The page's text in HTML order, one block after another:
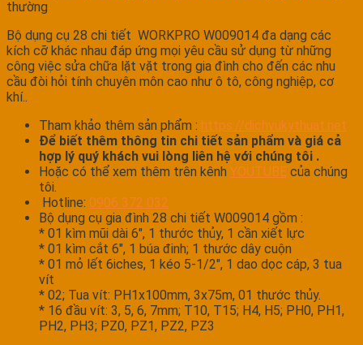
thường
Bộ dụng cụ 28 chi tiết WORKPRO W009014 đa dạng các
kích cỡ khác nhau đáp ứng mọi yêu cầu sử dụng từ những
công việc sửa chữa lặt vặt trong gia đình cho đến các nhu
cầu đòi hỏi tính chuyên môn cao như ô tô, công nghiệp, cơ
khí..
Tham khảo thêm sản phẩm : https://dichvukythuat.net
Để biết thêm thông tin chi tiết sản phẩm và giá cả
hợp lý quý khách vui lòng liên hệ với chúng tôi .
Hoặc có thể xem thêm trên kênh YOUTUBE của chúng
tôi.
Hotline: 0906 372 032
Bộ dụng cụ gia đình 28 chi tiết W009014 gồm :
* 01 kìm mũi dài 6″, 1 thước thủy, 1 cần xiết lực
* 01 kìm cắt 6″, 1 búa đinh; 1 thước dây cuộn
* 01 mỏ lết 6iches, 1 kéo 5-1/2″, 1 dao dọc cáp, 3 tua
vít
* 02; Tua vít: PH1x100mm, 3x75m, 01 thước thủy.
* 16 đầu vít: 3, 5, 6, 7mm; T10, T15; H4, H5; PH0, PH1,
PH2, PH3; PZ0, PZ1, PZ2, PZ3